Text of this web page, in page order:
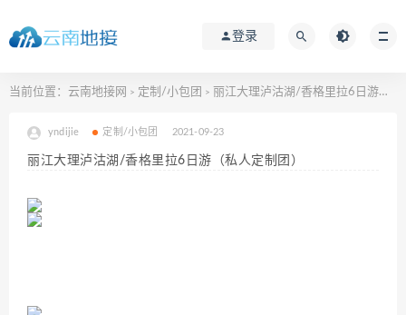
登录
当前位置： 云南地接网 > 定制/小包团 > 丽江大理泸沽湖/香格里拉6日游（私人定制团）
yndijie 定制/小包团 2021-09-23
丽江大理泸沽湖/香格里拉6日游（私人定制团）